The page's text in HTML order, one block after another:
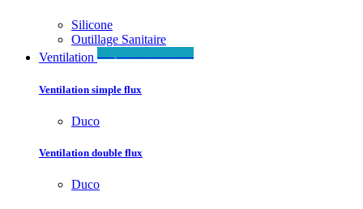
Silicone
Outillage Sanitaire
Ventilation
Ventilation simple flux
Duco
Ventilation double flux
Duco